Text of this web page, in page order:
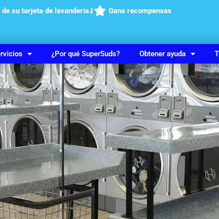
su tarjeta de lavandería. Gana recompensas
¿Por qué SuperSuds? Obtener ayuda